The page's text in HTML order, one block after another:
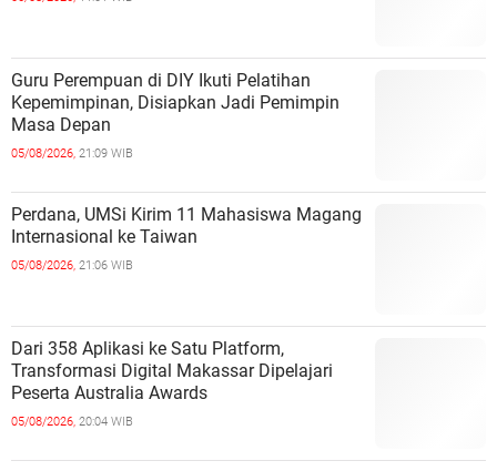
Guru Perempuan di DIY Ikuti Pelatihan
Kepemimpinan, Disiapkan Jadi Pemimpin
Masa Depan
05/08/2026, 21:09 WIB
Perdana, UMSi Kirim 11 Mahasiswa Magang
Internasional ke Taiwan
05/08/2026, 21:06 WIB
Dari 358 Aplikasi ke Satu Platform,
Transformasi Digital Makassar Dipelajari
Peserta Australia Awards
05/08/2026, 20:04 WIB